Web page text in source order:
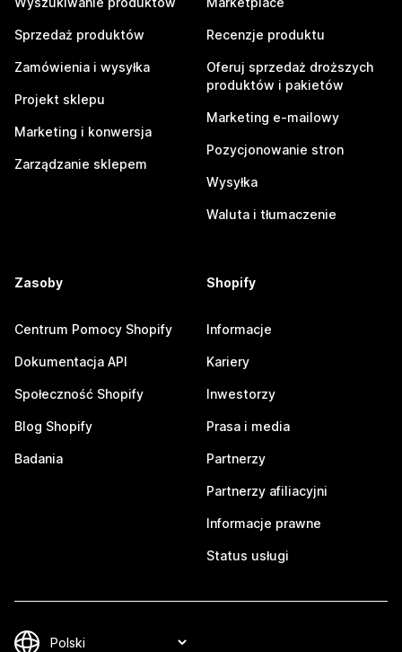
Sprzedaż produktów
Zamówienia i wysyłka
Projekt sklepu
Marketing i konwersja
Zarządzanie sklepem
Recenzje produktu
Oferuj sprzedaż droższych
produktów i pakietów
Marketing e-mailowy
Pozycjonowanie stron
Wysyłka
Waluta i tłumaczenie
Zasoby
Centrum Pomocy Shopify
Dokumentacja API
Społeczność Shopify
Blog Shopify
Badania
Shopify
Informacje
Kariery
Inwestorzy
Prasa i media
Partnerzy
Partnerzy afiliacyjni
Informacje prawne
Status usługi